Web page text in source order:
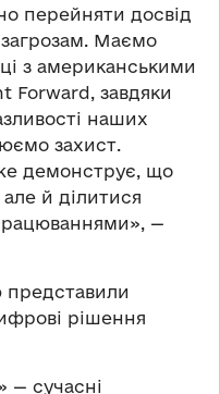
перейняти досвід
Маємо
з американськими
Forward, завдяки
наших
захист.
демонструє, що
й ділитися
—
представили
рішення
— сучасні